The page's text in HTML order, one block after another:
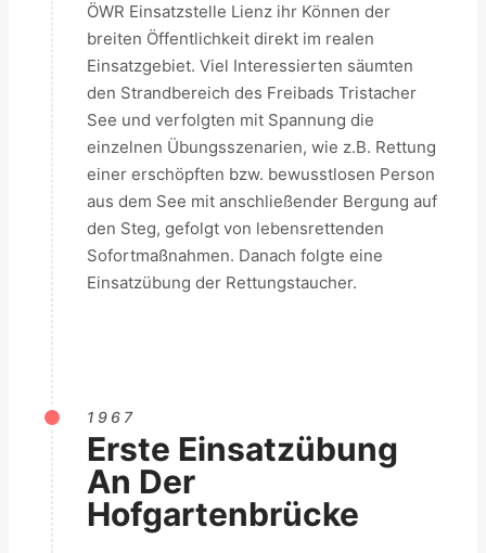
ÖWR Einsatzstelle Lienz ihr Können der
breiten Öffentlichkeit direkt im realen
Einsatzgebiet. Viel Interessierten säumten
den Strandbereich des Freibads Tristacher
See und verfolgten mit Spannung die
einzelnen Übungsszenarien, wie z.B. Rettung
einer erschöpften bzw. bewusstlosen Person
aus dem See mit anschließender Bergung auf
den Steg, gefolgt von lebensrettenden
Sofortmaßnahmen. Danach folgte eine
Einsatzübung der Rettungstaucher.
1967
Erste Einsatzübung
An Der
Hofgartenbrücke